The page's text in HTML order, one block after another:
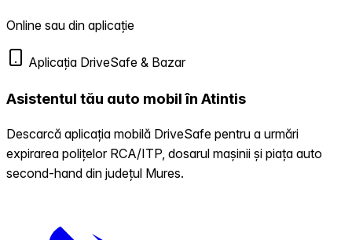
Online sau din aplicație
Aplicația DriveSafe & Bazar
Asistentul tău auto mobil în Atintis
Descarcă aplicația mobilă DriveSafe pentru a urmări
expirarea polițelor RCA/ITP, dosarul mașinii și piața auto
second-hand din județul Mures.